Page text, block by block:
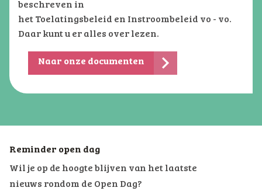
beschreven in
het Toelatingsbeleid en Instroombeleid vo - vo.
Daar kunt u er alles over lezen.
Naar onze documenten
Reminder open dag
Wil je op de hoogte blijven van het laatste
nieuws rondom de Open Dag?